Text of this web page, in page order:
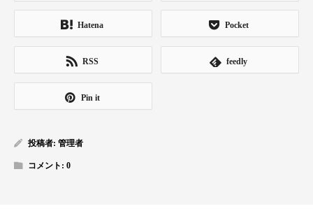
Hatena Pocket
RSS feedly
Pin it
投稿者: 管理者
コメント: 0